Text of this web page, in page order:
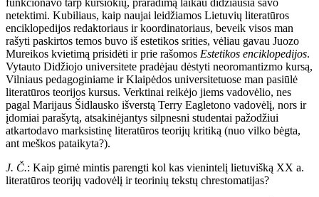
funkcionavo tarp kursiokių, praradimą laikau didžiausia savo
netektimi. Kubiliaus, kaip naujai leidžiamos Lietuvių literatūros
enciklopedijos redaktoriaus ir koordinatoriaus, beveik visos man
rašyti paskirtos temos buvo iš estetikos srities, vėliau gavau Juozo
Mureikos kvietimą prisidėti ir prie rašomos Estetikos enciklopedijos.
Vytauto Didžiojo universitete pradėjau dėstyti neoromantizmo kursą,
Vilniaus pedagoginiame ir Klaipėdos universitetuose man pasiūlė
literatūros teorijos kursus. Verktinai reikėjo jiems vadovėlio, nes
pagal Marijaus Šidlausko išverstą Terry Eagletono vadovėlį, nors ir
įdomiai parašytą, atsakinėjantys silpnesni studentai pažodžiui
atkartodavo marksistinę literatūros teorijų kritiką (nuo vilko bėgta,
ant meškos pataikyta?).
J. Č.: Kaip gimė mintis parengti kol kas vienintelį lietuvišką XX a.
literatūros teorijų vadovėlį ir teorinių tekstų chrestomatijas?